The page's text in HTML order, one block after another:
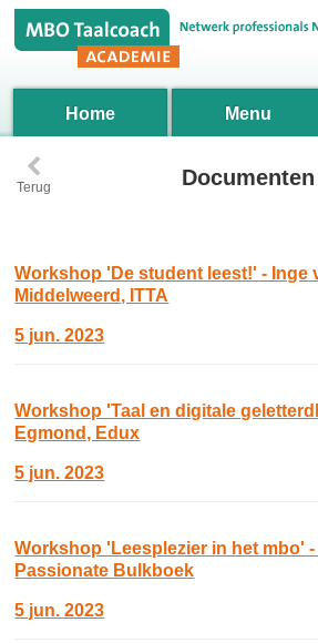
Home Menu
‹
Terug Documenten
Workshop 'De student leest!' - Inge
Middelweerd, ITTA
5 jun. 2023
Workshop 'Taal en digitale
Egmond, Edux
5 jun. 2023
Workshop 'Leesplezier in het mbo'
Passionate Bulkboek
5 jun. 2023